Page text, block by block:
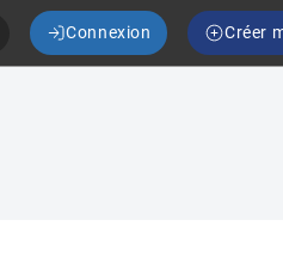
Connexion Créer